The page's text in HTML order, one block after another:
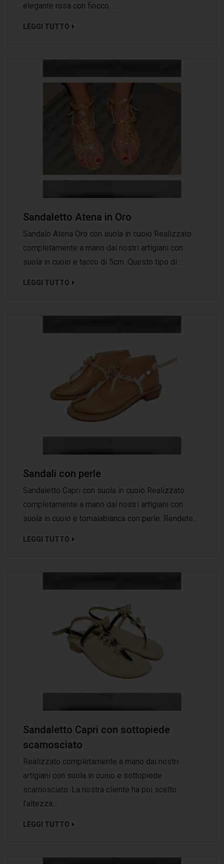
elegante rosa con fiocco. ...
LEGGI TUTTO
Sandaletto Atena in Oro
Sandalo Atena Oro con suola in cuoio Realizzato
completamente a mano dai nostri artigiani con
suola in cuoio e tacco di 5cm. Questo tipo di...
LEGGI TUTTO
Sandali con perle
Sandaletto Capri con suola in cuoio Realizzato
completamente a mano dai nostri artigiani con
suola in cuoio e tomaiabianca con perle. Rendete...
LEGGI TUTTO
Sandaletto Capri con sottopiede
scamosciato
Realizzato completamente a mano dai nostri
artigiani con suola in cuoio e sottopiede
scamosciato. La nostra cliente ha poi scelto
l’altezza...
LEGGI TUTTO